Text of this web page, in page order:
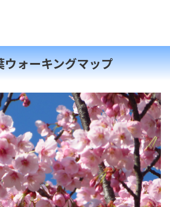
ォーキングマップ